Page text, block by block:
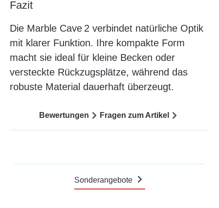
Fazit
Die Marble Cave 2 verbindet natürliche Optik
mit klarer Funktion. Ihre kompakte Form
macht sie ideal für kleine Becken oder
versteckte Rückzugsplätze, während das
robuste Material dauerhaft überzeugt.
Bewertungen Fragen zum Artikel
Sonderangebote